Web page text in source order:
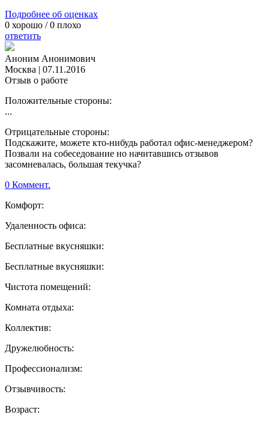
Подробнее об оценках
0 хорошо /0 плохо
ответить
Аноним Анонимович
Москва | 07.11.2016
Отзыв о работе
Положительные стороны:
...
Отрицательные стороны:
Подскажите, можете кто-нибудь работал офис-менеджером?
Позвали на собеседование но начитавшись отзывов
засомневалась, большая текучка?
0 Коммент.
Комфорт:
Удаленность офиса:
Бесплатные вкусняшки:
Бесплатные вкусняшки:
Чистота помещений:
Комната отдыха:
Коллектив:
Дружелюбность:
Профессионализм:
Отзывчивость:
Возраст: